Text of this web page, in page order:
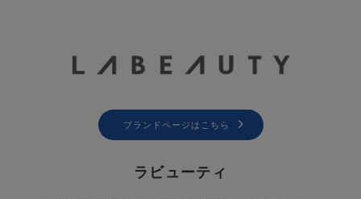
ブランドページはこちら
ラビューティ